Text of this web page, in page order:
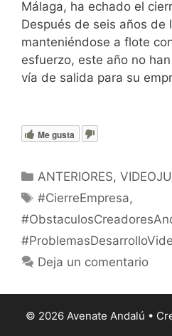
Málaga, ha echado el
Después de seis años de
manteniéndose a flote
esfuerzo, este año no
vía de salida para su
Me gusta
Categorías
ANTERIORES,
Etiquetas
#CierreEmpresa,
Deja un comentario
© 2026 Avenate Andalú •